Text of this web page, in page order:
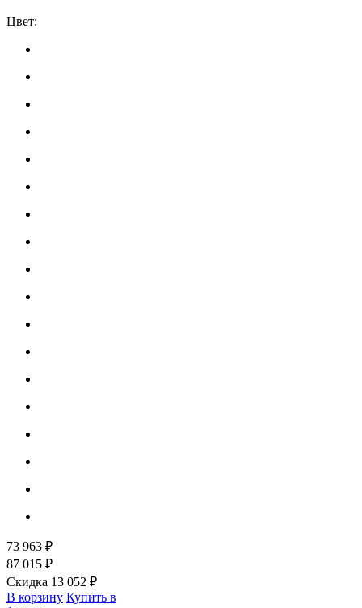
Цвет:
73 963 ₽
87 015 ₽
Скидка 13 052 ₽
В корзину Купить в